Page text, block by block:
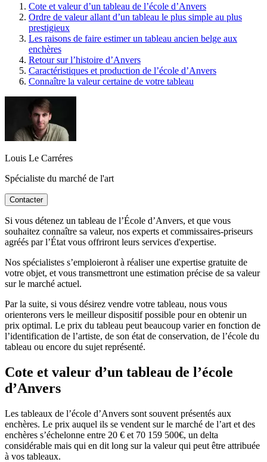
Cote et valeur d’un tableau de l’école d’Anvers
Ordre de valeur allant d’un tableau le plus simple au plus
prestigieux
Les raisons de faire estimer un tableau ancien belge aux
enchères
Retour sur l’histoire d’Anvers
Caractéristiques et production de l’école d’Anvers
Connaître la valeur certaine de votre tableau
Louis Le Carréres
Spécialiste du marché de l'art
Contacter
Si vous détenez un tableau de l’École d’Anvers, et que vous
souhaitez connaître sa valeur, nos experts et commissaires-priseurs
agréés par l’État vous offriront leurs services d'expertise.
Nos spécialistes s’emploieront à réaliser une expertise gratuite de
votre objet, et vous transmettront une estimation précise de sa valeur
sur le marché actuel.
Par la suite, si vous désirez vendre votre tableau, nous vous
orienterons vers le meilleur dispositif possible pour en obtenir un
prix optimal. Le prix du tableau peut beaucoup varier en fonction de
l’identification de l’artiste, de son état de conservation, de l’école du
tableau ou encore du sujet représenté.
Cote et valeur d’un tableau de l’école
d’Anvers
Les tableaux de l’école d’Anvers sont souvent présentés aux
enchères. Le prix auquel ils se vendent sur le marché de l’art et des
enchères s’échelonne entre 20 € et 70 159 500€, un delta
considérable mais qui en dit long sur la valeur qui peut être attribuée
à vos tableaux.